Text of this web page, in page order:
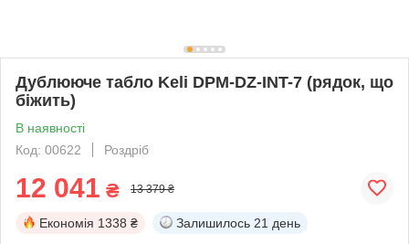
Дублююче табло Keli DPM-DZ-INT-7 (рядок, що
біжить)
В наявності
Код: 00622
Роздріб
12 041 ₴ 13 379 ₴
Економія 1338 ₴ Залишилось 21 день